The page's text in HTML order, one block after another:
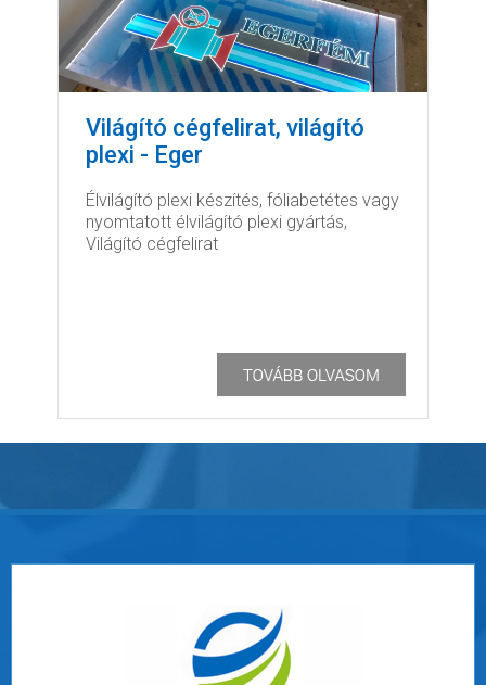
Világító cégfelirat, világító
plexi - Eger
Élvilágító plexi készítés, fóliabetétes vagy
nyomtatott élvilágító plexi gyártás,
Világító cégfelirat